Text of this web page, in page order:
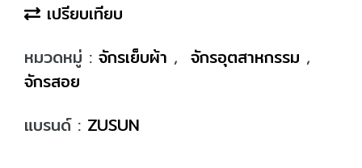
เปรียบเทียบ
หมวดหมู่ : จักรเย็บผ้า , จักรอุตสาหกรรม ,
จักรสอย
แบรนด์ : ZUSUN